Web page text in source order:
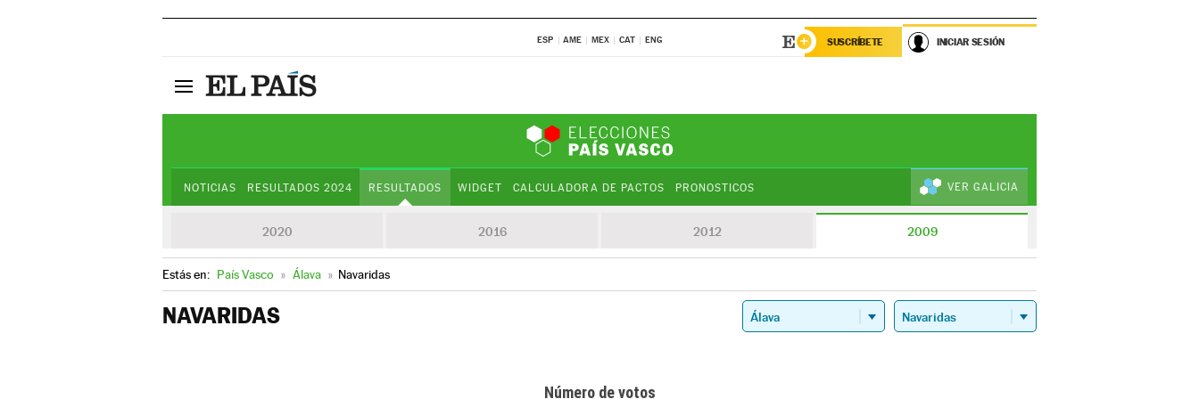
ESP AME MEX CAT ENG SUSCRÍBETE INICIAR SESIÓN
NOTICIAS RESULTADOS 2024 RESULTADOS WIDGET CALCULADORA DE PACTOS PRONOSTICOS VER GALICIA
2020 2016 2012 2009
Estás en: País Vasco » Álava » Navaridas
NAVARIDAS
Número de votos